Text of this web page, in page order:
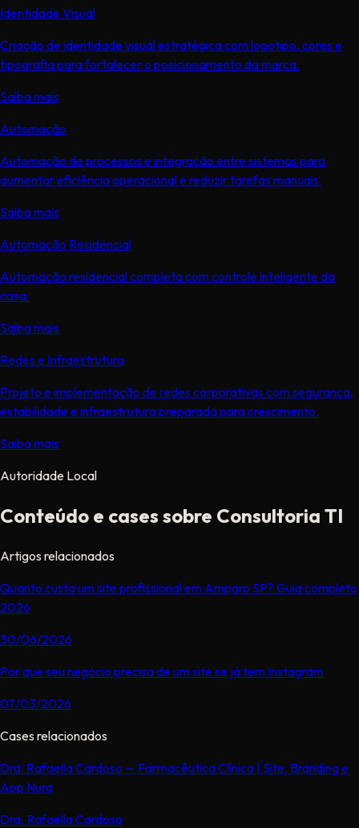
Identidade Visual
Criação de identidade visual estratégica com logotipo, cores e
tipografia para fortalecer o posicionamento da marca.
Saiba mais
Automação
Automação de processos e integração entre sistemas para
aumentar eficiência operacional e reduzir tarefas manuais.
Saiba mais
Automação Residencial
Automação residencial completa com controle inteligente da
casa.
Saiba mais
Redes e Infraestrutura
Projeto e implementação de redes corporativas com segurança,
estabilidade e infraestrutura preparada para crescimento.
Saiba mais
Autoridade Local
Conteúdo e cases sobre Consultoria TI
Artigos relacionados
Quanto custa um site profissional em Amparo SP? Guia completo
2026
30/06/2026
Por que seu negócio precisa de um site se já tem Instagram
07/03/2026
Cases relacionados
Dra. Rafaella Cardoso — Farmacêutica Clínica | Site, Branding e
App Nura
Dra. Rafaella Cardoso